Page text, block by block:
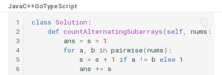
32.3. 从上到下打印二叉树 III
33. 二叉搜索树的后序遍历序
29. 排序的循环链表
30. 插入、删除和随机访问都
是 O(1) 的容器
4.10. 检查子树
4.12. 求和路径
5.1. 插入
JavaC++GoTypeScript
1
2
3
4
5
6
class Solution :
def countAlternatingSubarrays( self, nums :
ans = s = 1
for a, b in pairwise(nums):
s = s + 1 if a != b else 1
ans += s